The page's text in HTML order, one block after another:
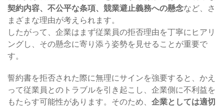
契約内容、不公平な条項、競業避止義務への懸念など、さ
まざまな理由が考えられます。
したがって、企業はまず従業員の拒否理由を丁寧にヒアリ
ングし、その懸念に寄り添う姿勢を見せることが重要で
す。
誓約書を拒否された際に無理にサインを強要すると、かえ
って従業員とのトラブルを引き起こし、企業側に不利益を
もたらす可能性があります。そのため、 企業としては適切